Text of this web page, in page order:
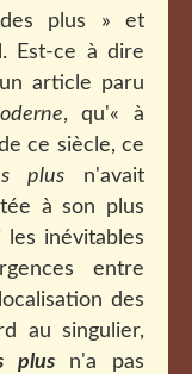
plus » et
Est-ce à dire
article paru
, qu'« à
ce siècle, ce
plusn'avait
à son plus
les inévitables
entre
des
au singulier,
plusn'a pas